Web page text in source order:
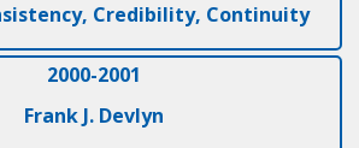
Credibility, Continuity
2000-2001
Frank J. Devlyn